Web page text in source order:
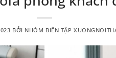
BỞI NHÓM BIÊN TẬP